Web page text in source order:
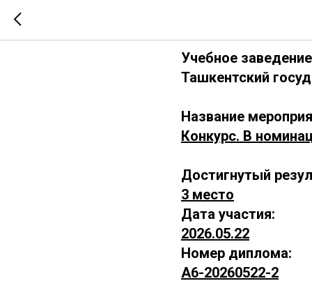
Учебное
Ташкентский
Название
Конкурс. В
Достигнутый
3 место
Дата участия:
2026.05.22
Номер диплома:
А6-20260522-2